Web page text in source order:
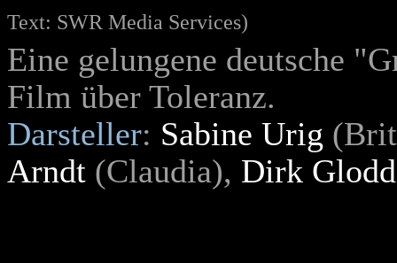
Text: SWR Media Services)
Eine gelungene deutsche
Film über Toleranz.
Darsteller: Sabine Urig
Arndt (Claudia), Dirk